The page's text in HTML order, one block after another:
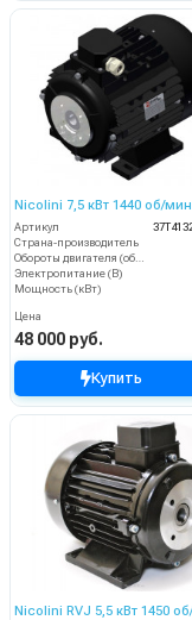
Nicolini 7,5 кВт 1440 об/мин
Артикул
Страна-производитель
Обороты двигателя (об/мин)
Электропитание (В)
Мощность (кВт)
Цена
48 000 руб.
Купить
Nicolini RVJ 5,5 кВт 1450